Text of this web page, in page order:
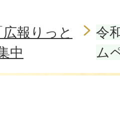
報りっと
中
令
ム